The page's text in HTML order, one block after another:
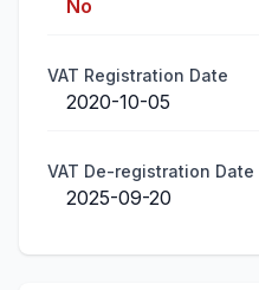
No
VAT Registration Date
2020-10-05
VAT De-registration Date
2025-09-20